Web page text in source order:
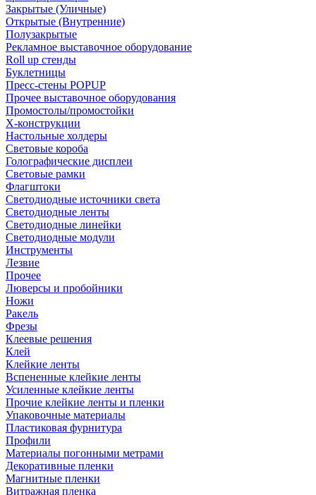
Закрытые (Уличные)
Открытые (Внутренние)
Полузакрытые
Рекламное выставочное оборудование
Roll up стенды
Буклетницы
Пресс-стены POPUP
Прочее выставочное оборудования
Промостолы/промостойки
Х-конструкции
Настольные холдеры
Световые короба
Голографические дисплеи
Световые рамки
Флагштоки
Светодиодные источники света
Светодиодные ленты
Светодиодные линейки
Светодиодные модули
Инструменты
Лезвие
Прочее
Люверсы и пробойники
Ножи
Ракель
Фрезы
Клеевые решения
Клей
Клейкие ленты
Вспененные клейкие ленты
Усиленные клейкие ленты
Прочие клейкие ленты и пленки
Упаковочные материалы
Пластиковая фурнитура
Профили
Материалы погонными метрами
Декоративные пленки
Магнитные пленки
Витражная пленка